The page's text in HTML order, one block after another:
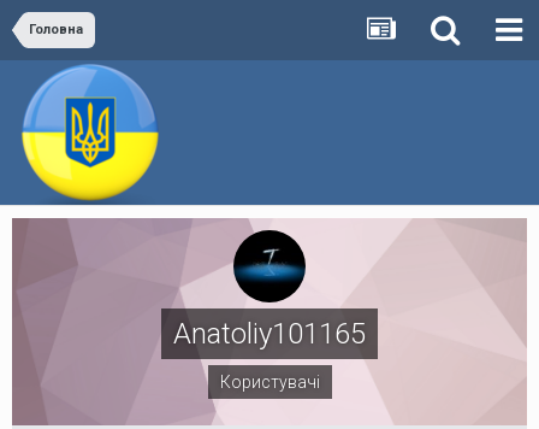
Головна
Anatoliy101165
Користувачі